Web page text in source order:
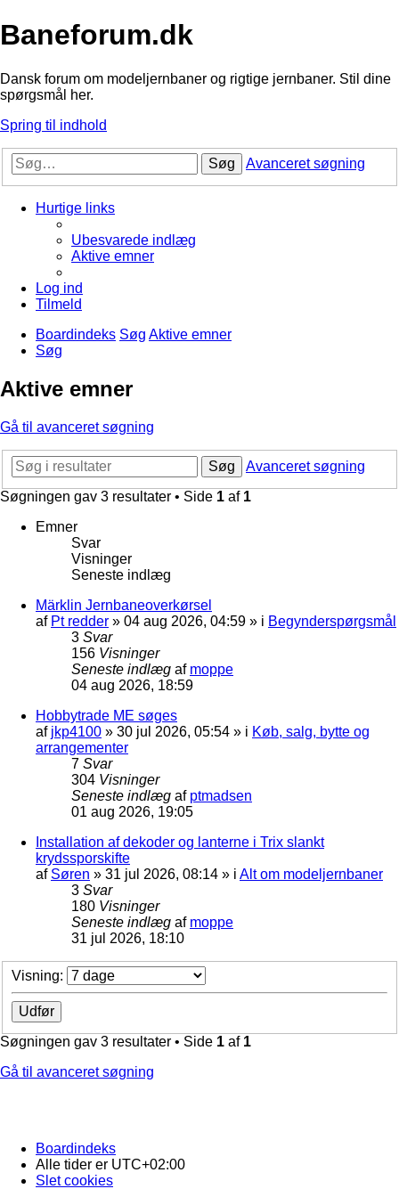
Baneforum.dk
Dansk forum om modeljernbaner og rigtige jernbaner. Stil dine
spørgsmål her.
Spring til indhold
Søg Avanceret søgning
Hurtige links
Ubesvarede indlæg
Aktive emner
Log ind
Tilmeld
Boardindeks Søg Aktive emner
Søg
Aktive emner
Gå til avanceret søgning
Søg
Avanceret søgning
Søgningen gav 3 resultater • Side 1 af 1
Emner
Svar
Visninger
Seneste indlæg
Märklin Jernbaneoverkørsel
af Pt redder » 04 aug 2026, 04:59 » i Begynderspørgsmål
3 Svar
156 Visninger
Seneste indlæg af moppe
04 aug 2026, 18:59
Hobbytrade ME søges
af jkp4100 » 30 jul 2026, 05:54 » i Køb, salg, bytte og
arrangementer
7 Svar
304 Visninger
Seneste indlæg af ptmadsen
01 aug 2026, 19:05
Installation af dekoder og lanterne i Trix slankt
krydssporskifte
af Søren » 31 jul 2026, 08:14 » i Alt om modeljernbaner
3 Svar
180 Visninger
Seneste indlæg af moppe
31 jul 2026, 18:10
Visning:
Søgningen gav 3 resultater • Side 1 af 1
Gå til avanceret søgning
Boardindeks
Alle tider er UTC+02:00
Slet cookies